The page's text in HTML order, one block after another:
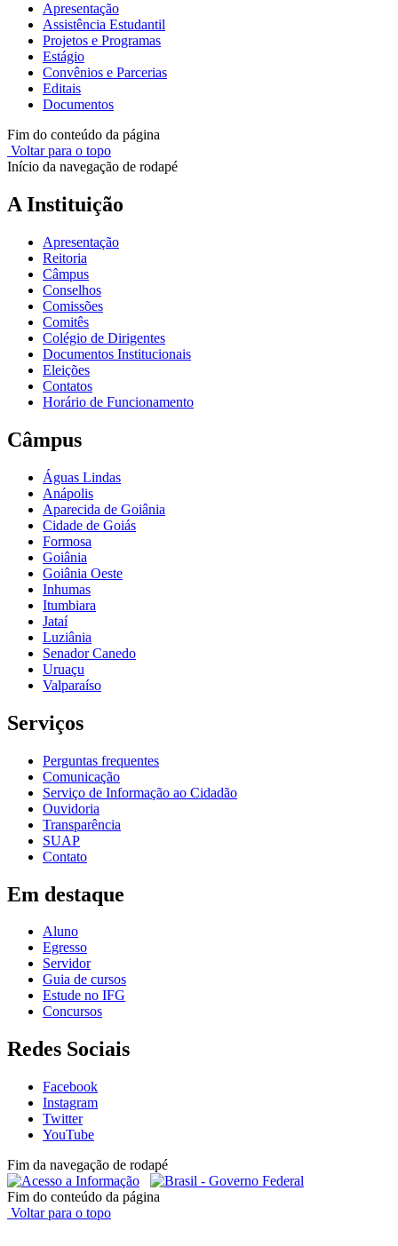
Apresentação
Assistência Estudantil
Projetos e Programas
Estágio
Convênios e Parcerias
Editais
Documentos
Fim do conteúdo da página
Voltar para o topo
Início da navegação de rodapé
A Instituição
Apresentação
Reitoria
Câmpus
Conselhos
Comissões
Comitês
Colégio de Dirigentes
Documentos Institucionais
Eleições
Contatos
Horário de Funcionamento
Câmpus
Águas Lindas
Anápolis
Aparecida de Goiânia
Cidade de Goiás
Formosa
Goiânia
Goiânia Oeste
Inhumas
Itumbiara
Jataí
Luziânia
Senador Canedo
Uruaçu
Valparaíso
Serviços
Perguntas frequentes
Comunicação
Serviço de Informação ao Cidadão
Ouvidoria
Transparência
SUAP
Contato
Em destaque
Aluno
Egresso
Servidor
Guia de cursos
Estude no IFG
Concursos
Redes Sociais
Facebook
Instagram
Twitter
YouTube
Fim da navegação de rodapé
Fim do conteúdo da página
Voltar para o topo